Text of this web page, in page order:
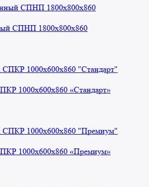
СПНП 1800х800х860
1000x600x860 «Стандарт»
1000x600x860 «Премиум»